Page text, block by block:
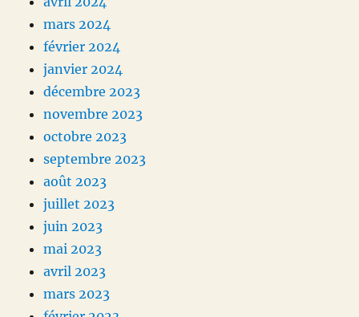
mars 2024
février 2024
janvier 2024
décembre 2023
novembre 2023
octobre 2023
septembre 2023
août 2023
juillet 2023
juin 2023
mai 2023
avril 2023
mars 2023